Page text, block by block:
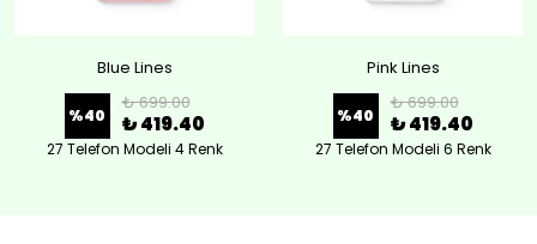
Blue Lines
%40
₺ 699.00
₺ 419.40
27 Telefon Modeli 4 Renk
Pink Lines
%40
₺ 699.00
₺ 419.40
27 Telefon Modeli 6 Renk